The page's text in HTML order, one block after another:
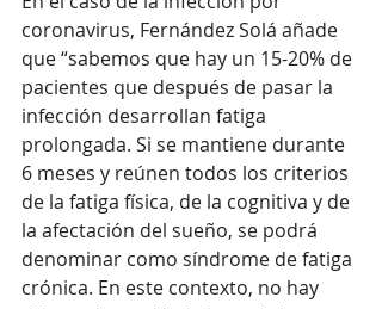
coronavirus, Fernández Solá añade
que “sabemos que hay un 15-20% de
pacientes que después de pasar la
infección desarrollan fatiga
prolongada. Si se mantiene durante
6 meses y reúnen todos los criterios
de la fatiga física, de la cognitiva y de
la afectación del sueño, se podrá
denominar como síndrome de fatiga
crónica. En este contexto, no hay